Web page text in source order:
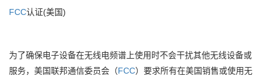
FCC认证(美国)
为了确保电子设备在无线电频谱上使用时不会干扰其他无线设备或
服务，美国联邦通信委员会（FCC）要求所有在美国销售或使用无